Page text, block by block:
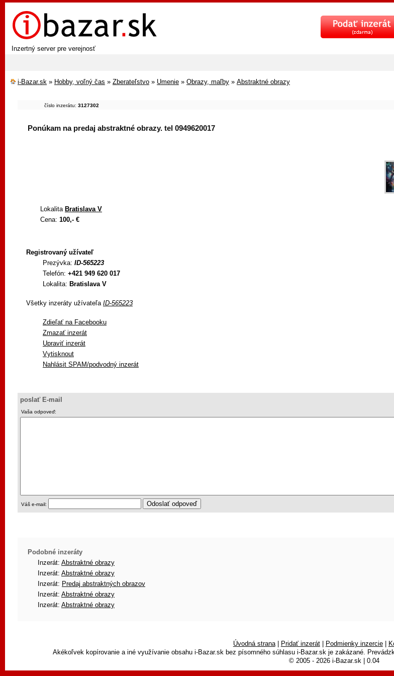
Inzertný server pre verejnosť
i-Bazar.sk » Hobby, voľný čas » Zberateľstvo » Umenie » Obrazy, maľby » Abstraktné obrazy
číslo inzerátu: 3127302
Ponúkam na predaj abstraktné obrazy. tel 0949620017
Lokalita Bratislava V
Cena: 100,- €
Registrovaný užívateľ
Prezývka: ID-565223
Telefón: +421 949 620 017
Lokalita: Bratislava V
Všetky inzeráty užívateľa ID-565223
Zdieľať na Facebooku
Zmazať inzerát
Upraviť inzerát
Vytisknout
Nahlásit SPAM/podvodný inzerát
poslať E-mail
Vaša odpoveď:
Váš e-mail:
Podobné inzeráty
Inzerát: Abstraktné obrazy
Inzerát: Abstraktné obrazy
Inzerát: Predaj abstraktných obrazov
Inzerát: Abstraktné obrazy
Inzerát: Abstraktné obrazy
Úvodná strana| Pridať inzerát| Podmienky inzercie|
Akékoľvek kopírovanie a iné využívanie obsahu i-Bazar.sk bez písomného súhlasu i-Bazar.sk je zakázané.
© 2005 - 2026 i-Bazar.sk | 0.04